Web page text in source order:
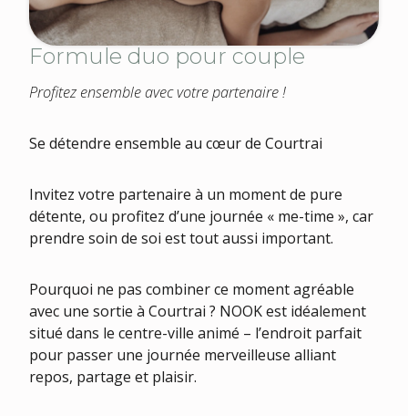
Formule duo pour couple
Profitez ensemble avec votre partenaire !
Se détendre ensemble au cœur de Courtrai
Invitez votre partenaire à un moment de pure
détente, ou profitez d’une journée « me-time », car
prendre soin de soi est tout aussi important.
Pourquoi ne pas combiner ce moment agréable
avec une sortie à Courtrai ? NOOK est idéalement
situé dans le centre-ville animé – l’endroit parfait
pour passer une journée merveilleuse alliant
repos, partage et plaisir.